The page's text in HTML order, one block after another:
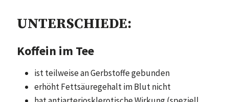
UNTERSCHIEDE:
Koffein im Tee
ist teilweise an Gerbstoffe gebunden
erhöht Fettsäuregehalt im Blut nicht